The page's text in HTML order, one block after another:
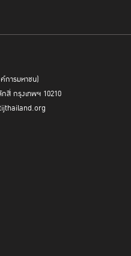
การมหาชน)
สี่ กรุงเทพฯ 10210